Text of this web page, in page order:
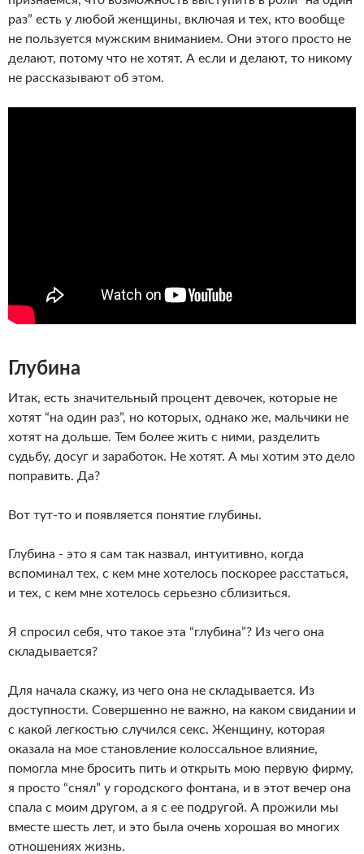
раз” есть у любой женщины, включая и тех, кто вообще
не пользуется мужским вниманием. Они этого просто не
делают, потому что не хотят. А если и делают, то никому
не рассказывают об этом.
Глубина
Итак, есть значительный процент девочек, которые не
хотят “на один раз”, но которых, однако же, мальчики не
хотят на дольше. Тем более жить с ними, разделить
судьбу, досуг и заработок. Не хотят. А мы хотим это дело
поправить. Да?
Вот тут-то и появляется понятие глубины.
Глубина - это я сам так назвал, интуитивно, когда
вспоминал тех, с кем мне хотелось поскорее расстаться,
и тех, с кем мне хотелось серьезно сблизиться.
Я спросил себя, что такое эта “глубина”? Из чего она
складывается?
Для начала скажу, из чего она не складывается. Из
доступности. Совершенно не важно, на каком свидании и
с какой легкостью случился секс. Женщину, которая
оказала на мое становление колоссальное влияние,
помогла мне бросить пить и открыть мою первую фирму,
я просто “снял” у городского фонтана, и в этот вечер она
спала с моим другом, а я с ее подругой. А прожили мы
вместе шесть лет, и это была очень хорошая во многих
отношениях жизнь.